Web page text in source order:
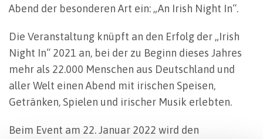
Abend der besonderen Art ein: „An Irish Night In“.
Die Veranstaltung knüpft an den Erfolg der „Irish
Night In“ 2021 an, bei der zu Beginn dieses Jahres
mehr als 22.000 Menschen aus Deutschland und
aller Welt einen Abend mit irischen Speisen,
Getränken, Spielen und irischer Musik erlebten.
Beim Event am 22. Januar 2022 wird den